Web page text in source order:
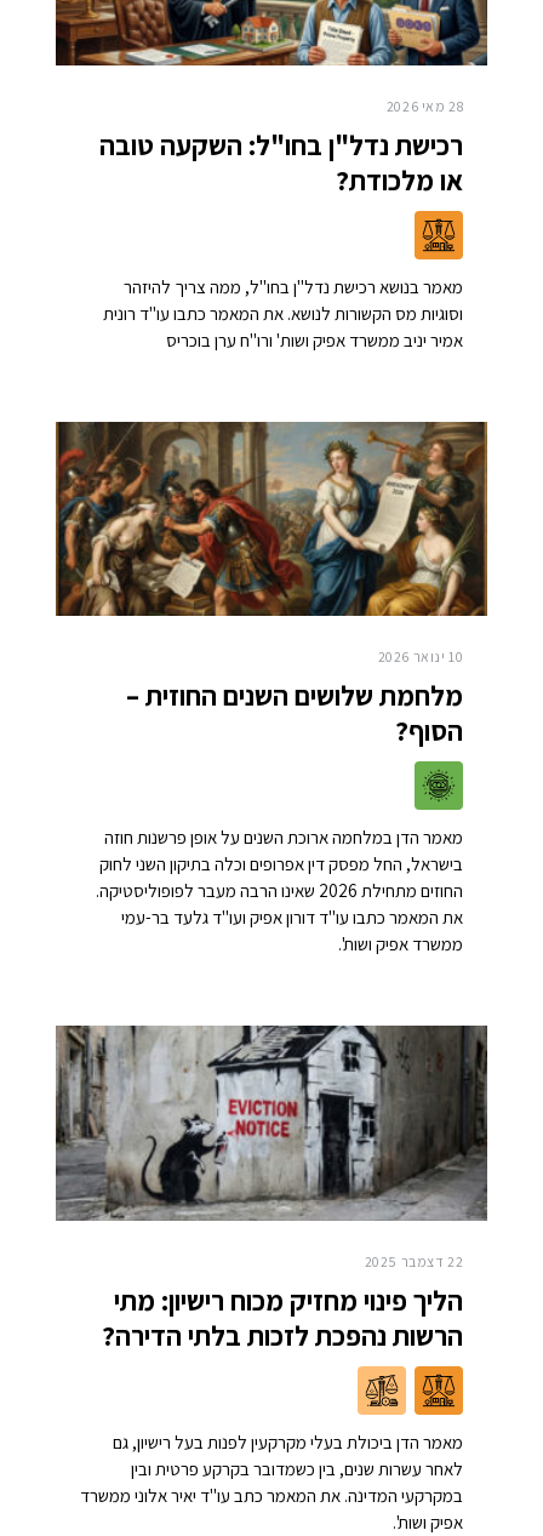
28 מאי 2026
רכישת נדל"ן בחו"ל: השקעה טובה
או מלכודת?
מאמר בנושא רכישת נדל"ן בחו"ל, ממה צריך להיזהר
וסוגיות מס הקשורות לנושא. את המאמר כתבו עו"ד רונית
אמיר יניב ממשרד אפיק ושות' ורו"ח ערן בוכריס
10 ינואר 2026
מלחמת שלושים השנים החוזית –
הסוף?
מאמר הדן במלחמה ארוכת השנים על אופן פרשנות חוזה
בישראל, החל מפסק דין אפרופים וכלה בתיקון השני לחוק
החוזים מתחילת 2026 שאינו הרבה מעבר לפופוליסטיקה.
את המאמר כתבו עו"ד דורון אפיק ועו"ד גלעד בר-עמי
ממשרד אפיק ושות'.
22 דצמבר 2025
הליך פינוי מחזיק מכוח רישיון: מתי
הרשות נהפכת לזכות בלתי הדירה?
מאמר הדן ביכולת בעלי מקרקעין לפנות בעל רישיון, גם
לאחר עשרות שנים, בין כשמדובר בקרקע פרטית ובין
במקרקעי המדינה. את המאמר כתב עו"ד יאיר אלוני ממשרד
אפיק ושות'.